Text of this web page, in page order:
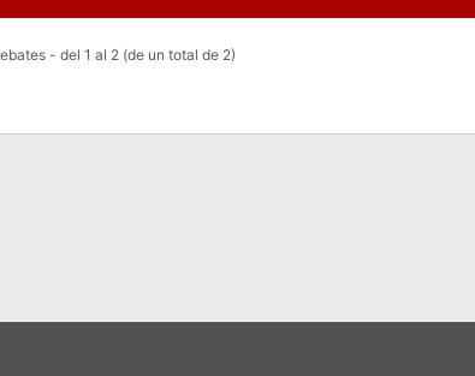
- del 1 al 2 (de un total de 2)